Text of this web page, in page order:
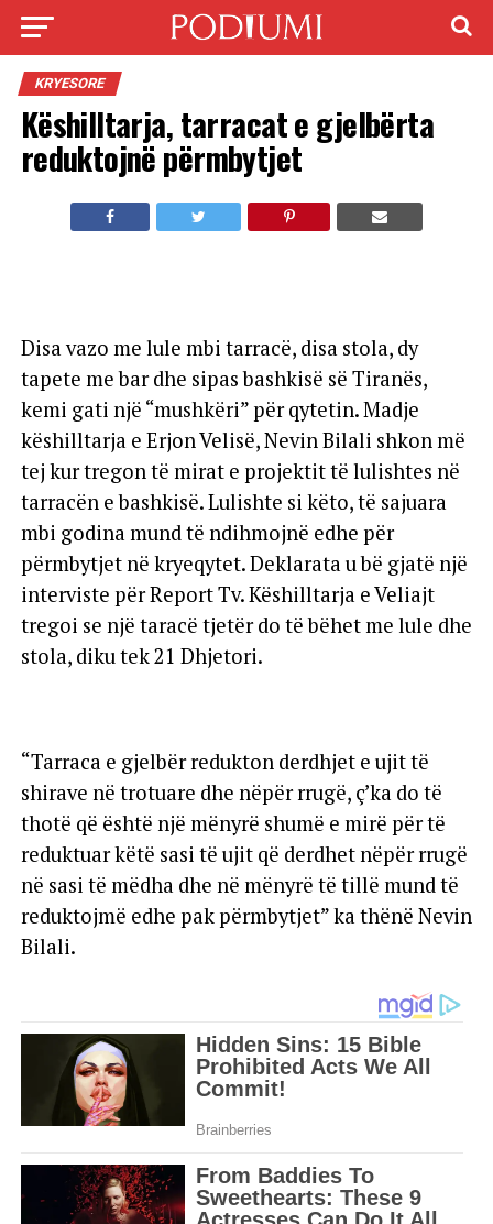
KRYESORE
Këshilltarja, tarracat e gjelbërta
reduktojnë përmbytjet
Disa vazo me lule mbi tarracë, disa stola, dy
tapete me bar dhe sipas bashkisë së Tiranës,
kemi gati një “mushkëri” për qytetin. Madje
këshilltarja e Erjon Velisë, Nevin Bilali shkon më
tej kur tregon të mirat e projektit të lulishtes në
tarracën e bashkisë. Lulishte si këto, të sajuara
mbi godina mund të ndihmojnë edhe për
përmbytjet në kryeqytet. Deklarata u bë gjatë një
interviste për Report Tv. Këshilltarja e Veliajt
tregoi se një taracë tjetër do të bëhet me lule dhe
stola, diku tek 21 Dhjetori.
“Tarraca e gjelbër redukton derdhjet e ujit të
shirave në trotuare dhe nëpër rrugë, ç’ka do të
thotë që është një mënyrë shumë e mirë për të
reduktuar këtë sasi të ujit që derdhet nëpër rrugë
në sasi të mëdha dhe në mënyrë të tillë mund të
reduktojmë edhe pak përmbytjet” ka thënë Nevin
Bilali.